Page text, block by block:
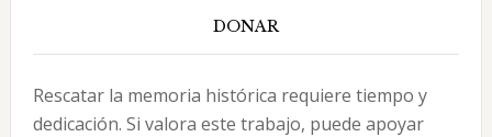
DONAR
Rescatar la memoria histórica requiere tiempo y
dedicación. Si valora este trabajo, puede apoyar